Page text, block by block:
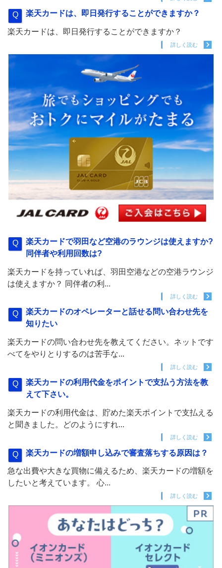
楽天カードは、即日発行することができますか？
楽天カードは、即日発行することができますか？
詳しく読む
楽天カードで羽田など空港のラウンジは使えますか?
同伴者や利用回数は?
楽天カードを持っていれば、羽田空港などの空港ラウンジ
は使えますか？ 同伴者の利...
詳しく読む
楽天カードのオペレーターと話せる問い合わせ先を
知りたい
楽天カードの問い合わせ先を教えてください。ネットです
べてをやりとりするのは苦手な...
詳しく読む
楽天カードの利用代金をポイントで支払う方法を教
えて下さい。
楽天カードの利用代金は、貯めた楽天ポイントで支払える
と聞きました。どのようにすれ...
詳しく読む
楽天カードの増額申し込みで審査落ちする原因は？
急な出費や大きな買物に備えるため、楽天カードの増額を
したいと考えています。 心...
詳しく読む